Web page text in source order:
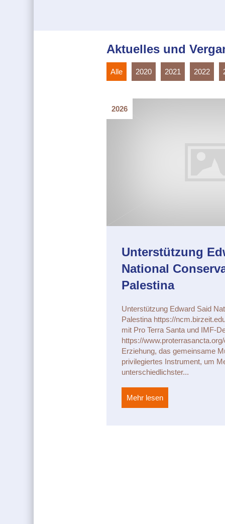
Aktuelles und
Alle 2020 2021 2022
2026
Unterstützung
National
Palestina
Unterstützung Edward Said
Palestina https://
mit Pro Terra Santa und IMF-
https://
Erziehung, das gemeinsame
privilegiertes Instrument, um
unterschiedlichster...
Mehr lesen